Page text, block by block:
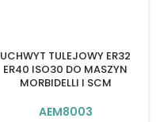
UCHWYT TULEJOWY ER32
ER40 ISO30 DO MASZYN
MORBIDELLI I SCM
AEM8003